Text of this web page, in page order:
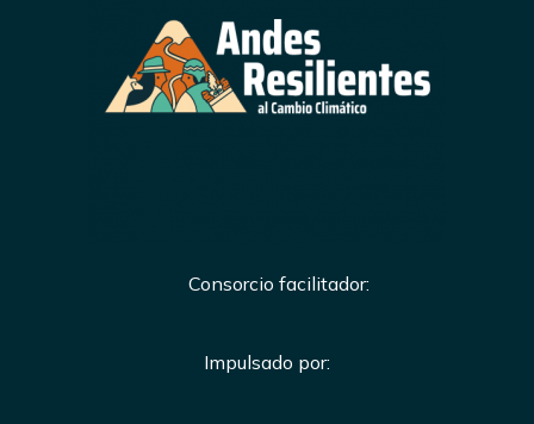
Consorcio facilitador:
Impulsado por: